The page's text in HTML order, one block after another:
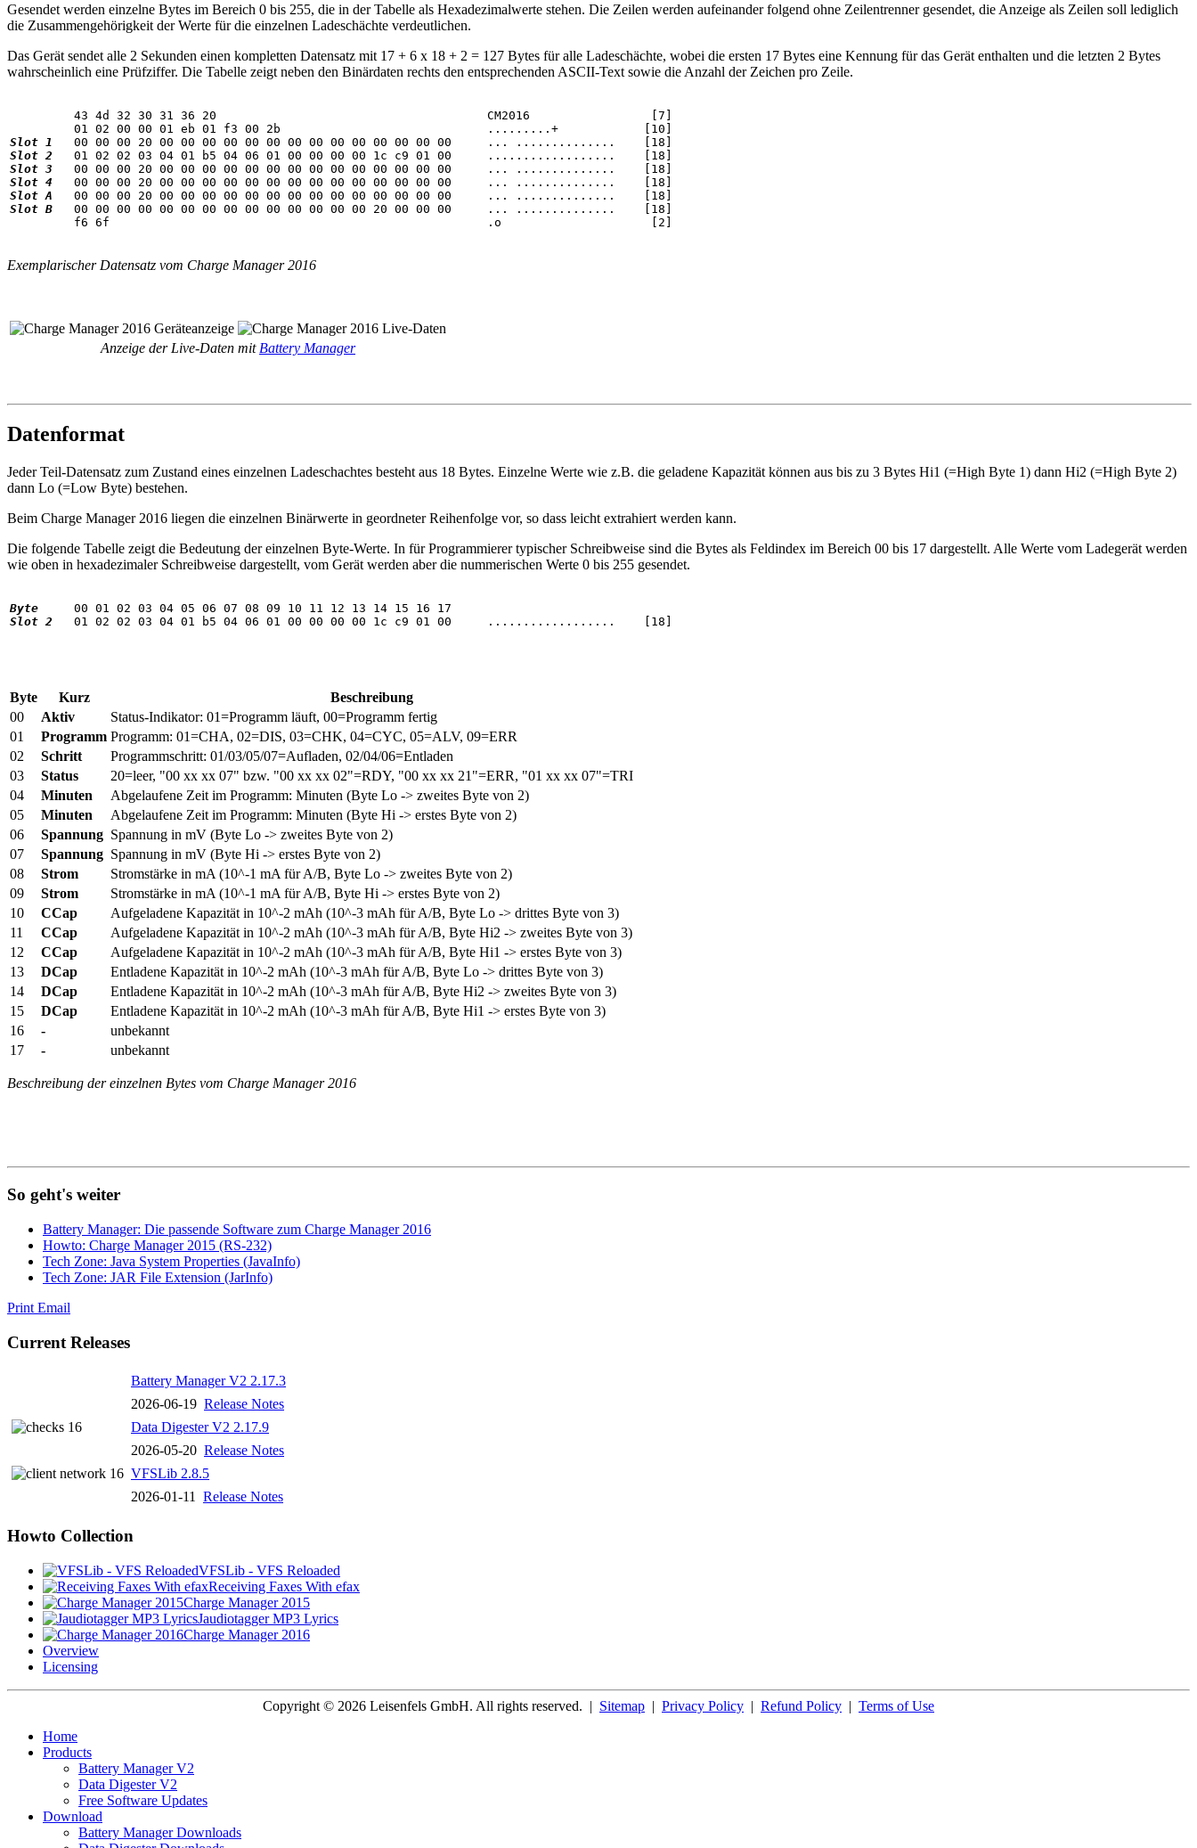
Gesendet werden einzelne Bytes im Bereich 0 bis 255, die in der Tabelle als Hexadezimalwerte stehen. Die Zeilen werden aufeinander folgend ohne Zeilentrenner gesendet, die Anzeige als Zeilen soll lediglich
die Zusammengehörigkeit der Werte für die einzelnen Ladeschächte verdeutlichen.
Das Gerät sendet alle 2 Sekunden einen kompletten Datensatz mit 17 + 6 x 18 + 2 = 127 Bytes für alle Ladeschächte, wobei die ersten 17 Bytes eine Kennung für das Gerät enthalten und die letzten 2 Bytes
wahrscheinlich eine Prüfziffer. Die Tabelle zeigt neben den Binärdaten rechts den entsprechenden ASCII-Text sowie die Anzahl der Zeichen pro Zeile.
         43 4d 32 30 31 36 20                                      CM2016                 [7]
Slot 1
Slot 2
Slot 3
Slot 4
Slot A
Slot B
   00 00 00 00 00 00 00 00 00 00 00 00 00 00 20 00 00 00     ... ..............    [18]
Exemplarischer Datensatz vom Charge Manager 2016
Anzeige der Live-Daten mit Battery Manager
Datenformat
Jeder Teil-Datensatz zum Zustand eines einzelnen Ladeschachtes besteht aus 18 Bytes. Einzelne Werte wie z.B. die geladene Kapazität können aus bis zu 3 Bytes Hi1 (=High Byte 1) dann Hi2 (=High Byte 2)
dann Lo (=Low Byte) bestehen.
Beim Charge Manager 2016 liegen die einzelnen Binärwerte in geordneter Reihenfolge vor, so dass leicht extrahiert werden kann.
Die folgende Tabelle zeigt die Bedeutung der einzelnen Byte-Werte. In für Programmierer typischer Schreibweise sind die Bytes als Feldindex im Bereich 00 bis 17 dargestellt. Alle Werte vom Ladegerät werden
wie oben in hexadezimaler Schreibweise dargestellt, vom Gerät werden aber die nummerischen Werte 0 bis 255 gesendet.
Byte
Slot 2
Byte Kurz
Beschreibung
00
Aktiv
Status-Indikator: 01=Programm läuft, 00=Programm fertig
01
Programm Programm: 01=CHA, 02=DIS, 03=CHK, 04=CYC, 05=ALV, 09=ERR
02
Schritt
Programmschritt: 01/03/05/07=Aufladen, 02/04/06=Entladen
03
Status
20=leer, "00 xx xx 07" bzw. "00 xx xx 02"=RDY, "00 xx xx 21"=ERR, "01 xx xx 07"=TRI
04
Minuten
Abgelaufene Zeit im Programm: Minuten (Byte Lo -> zweites Byte von 2)
05
Minuten
Abgelaufene Zeit im Programm: Minuten (Byte Hi -> erstes Byte von 2)
06
Spannung Spannung in mV (Byte Lo -> zweites Byte von 2)
07
Spannung Spannung in mV (Byte Hi -> erstes Byte von 2)
08
Strom
Stromstärke in mA (10^-1 mA für A/B, Byte Lo -> zweites Byte von 2)
09
Strom
Stromstärke in mA (10^-1 mA für A/B, Byte Hi -> erstes Byte von 2)
10
CCap
Aufgeladene Kapazität in 10^-2 mAh (10^-3 mAh für A/B, Byte Lo -> drittes Byte von 3)
11
CCap
Aufgeladene Kapazität in 10^-2 mAh (10^-3 mAh für A/B, Byte Hi2 -> zweites Byte von 3)
12
CCap
Aufgeladene Kapazität in 10^-2 mAh (10^-3 mAh für A/B, Byte Hi1 -> erstes Byte von 3)
13
DCap
Entladene Kapazität in 10^-2 mAh (10^-3 mAh für A/B, Byte Lo -> drittes Byte von 3)
14
DCap
Entladene Kapazität in 10^-2 mAh (10^-3 mAh für A/B, Byte Hi2 -> zweites Byte von 3)
15
DCap
Entladene Kapazität in 10^-2 mAh (10^-3 mAh für A/B, Byte Hi1 -> erstes Byte von 3)
16
-
unbekannt
17
- unbekannt
Beschreibung der einzelnen Bytes vom Charge Manager 2016
So geht's weiter
Battery Manager: Die passende Software zum Charge Manager 2016
Howto: Charge Manager 2015 (RS-232)
Tech Zone: Java System Properties (JavaInfo)
Tech Zone: JAR File Extension (JarInfo)
Print Email
Current Releases
Battery Manager V2 2.17.3
2026-06-19 Release Notes
Data Digester V2 2.17.9
2026-05-20 Release Notes
VFSLib 2.8.5
2026-01-11 Release Notes
Howto Collection
VFSLib - VFS Reloaded
Receiving Faxes With efax
Charge Manager 2015
Jaudiotagger MP3 Lyrics
Charge Manager 2016
Overview
Licensing
Copyright © 2026 Leisenfels GmbH. All rights reserved. | Sitemap | Privacy Policy | Refund Policy | Terms of Use
Home
Products
Battery Manager V2
Data Digester V2
Free Software Updates
Download
Battery Manager Downloads